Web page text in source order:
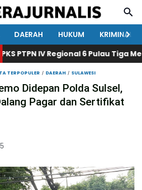
DAERAH HUKUM
KRIMINAL
IV Regional 6 Pulau Tiga Mendapat
TERPOPULER DAERAH SULAWESI
Didepan Polda Sulsel,
Pagar dan Sertifikat